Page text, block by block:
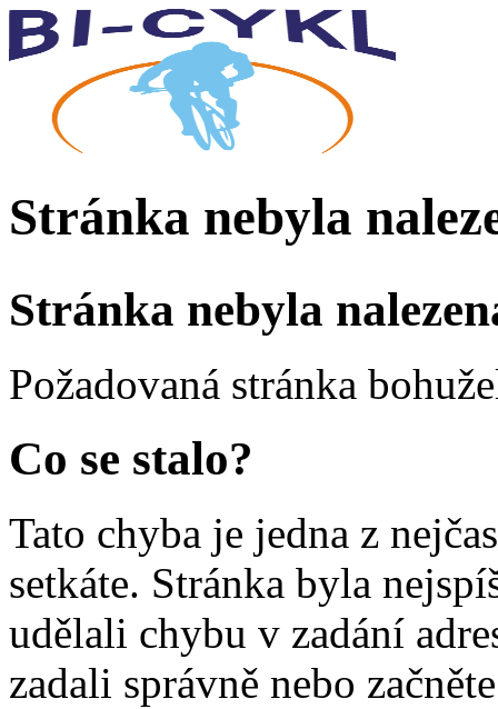
Stránka nebyla
Stránka nebyla
Požadovaná stránka
Co se stalo?
Tato chyba je jedna z
setkáte. Stránka byla
udělali chybu v zadání
zadali správně nebo